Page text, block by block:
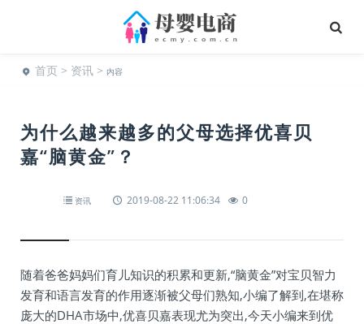
首页 > 资讯 > 内容
为什么越来越多的父母选择优喜贝
嘉“脑黄金”？
资讯 2019-08-22 11:06:34 0
随着爸爸妈妈们育儿知识的积累和更新,“脑黄金”对宝贝智力
发育和语言发育的作用逐渐被父母们熟知,小编了解到,在堪称
庞大的DHA市场中,优喜贝嘉表现尤为突出,今天小编来到优